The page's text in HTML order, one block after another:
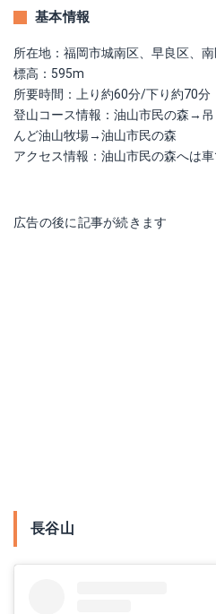
基本情報
所在地：福岡市城南区、早良区、
標高：595m
所要時間：上り約60分/下り約70分
登山コース情報：油山市民の森→
んど油山牧場→油山市民の森
アクセス情報：油山市民の森へは
広告の後に記事が続きます
長谷山